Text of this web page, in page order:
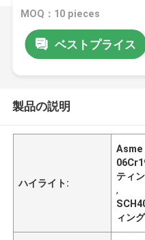
MOQ：10 pieces
ベストプライス
製品の説明
ハイライト:
Asme
ティ
,
ィング